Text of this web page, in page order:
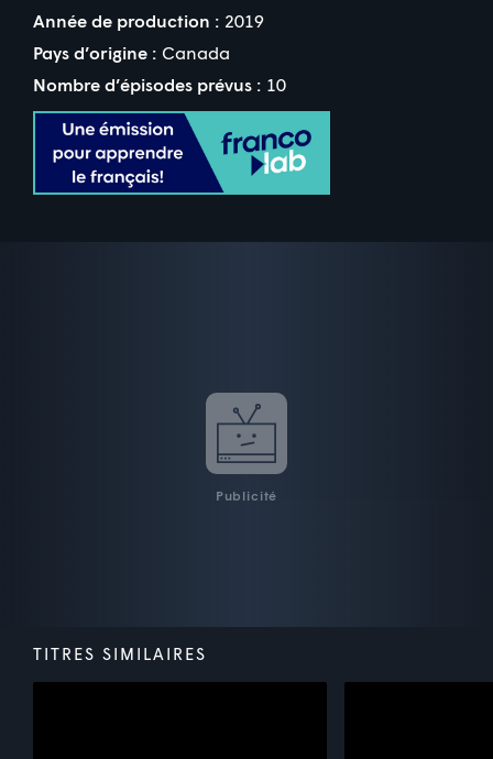
Année de production : 2019
Pays d’origine : Canada
Nombre d’épisodes prévus : 10
Publicité
TITRES SIMILAIRES